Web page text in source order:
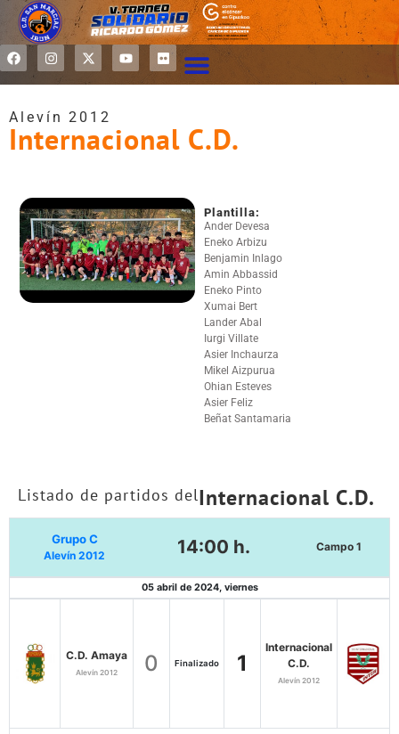
Alevín 2012
Internacional C.D.
Plantilla:
Ander Devesa
Eneko Arbizu
Benjamin Inlago
Amin Abbassid
Eneko Pinto
Xumai Bert
Lander Abal
Iurgi Villate
Asier Inchaurza
Mikel Aizpurua
Ohian Esteves
Asier Feliz
Beñat Santamaria
Listado de partidos delInternacional C.D.
Grupo C
Alevín 2012 14:00 h. Campo 1
05 abril de 2024, viernes
C.D. Amaya
Alevín 2012 0 Finalizado 1
Internacional
C.D.
Alevín 2012